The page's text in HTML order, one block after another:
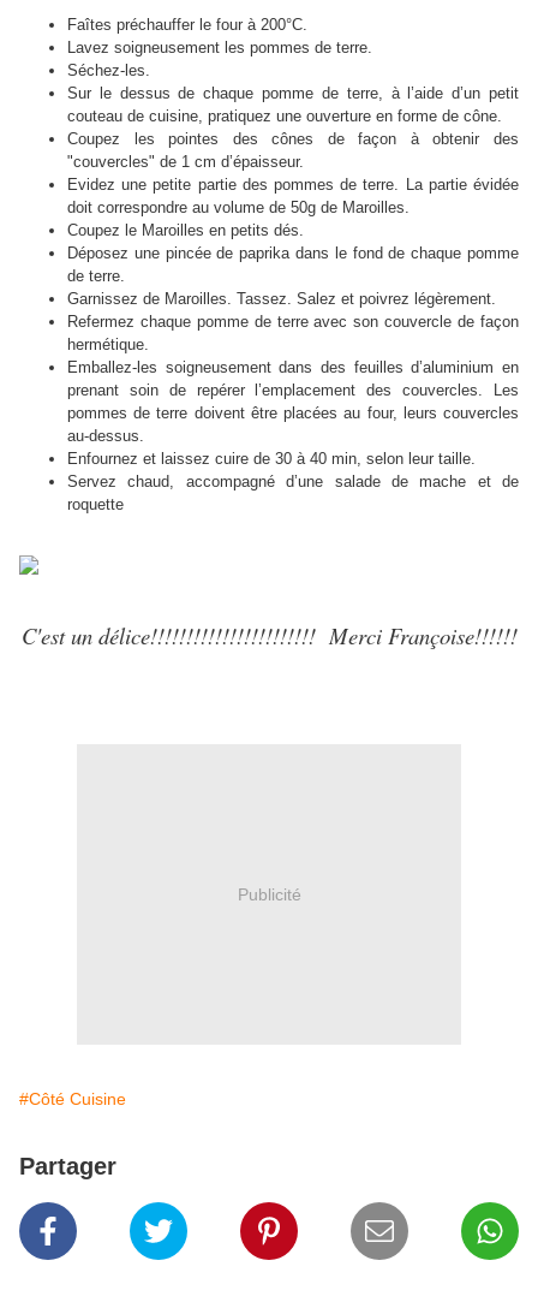
Faîtes préchauffer le four à 200°C.
Lavez soigneusement les pommes de terre.
Séchez-les.
Sur le dessus de chaque pomme de terre, à l’aide d’un petit
couteau de cuisine, pratiquez une ouverture en forme de cône.
Coupez les pointes des cônes de façon à obtenir des
"couvercles" de 1 cm d’épaisseur.
Evidez une petite partie des pommes de terre. La partie évidée
doit correspondre au volume de 50g de Maroilles.
Coupez le Maroilles en petits dés.
Déposez une pincée de paprika dans le fond de chaque pomme
de terre.
Garnissez de Maroilles. Tassez. Salez et poivrez légèrement.
Refermez chaque pomme de terre avec son couvercle de façon
hermétique.
Emballez-les soigneusement dans des feuilles d’aluminium en
prenant soin de repérer l’emplacement des couvercles. Les
pommes de terre doivent être placées au four, leurs couvercles
au-dessus.
Enfournez et laissez cuire de 30 à 40 min, selon leur taille.
Servez chaud, accompagné d’une salade de mache et de
roquette
C'est un délice!!!!!!!!!!!!!!!!!!!!!!! Merci Françoise!!!!!!
Publicité
#Côté Cuisine
Partager